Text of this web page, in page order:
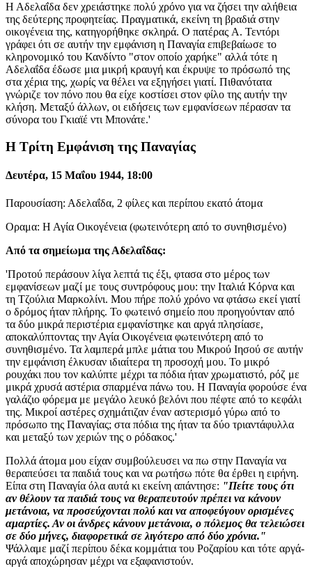
Η Αδελαΐδα δεν χρειάστηκε πολύ χρόνο για να ζήσει την αλήθεια
της δεύτερης προφητείας. Πραγματικά, εκείνη τη βραδιά στην
οικογένεια της, κατηγορήθηκε σκληρά. Ο πατέρας A. Τεντόρι
γράφει ότι σε αυτήν την εμφάνιση η Παναγία επιβεβαίωσε το
κληρονομικό του Κανδίντο "στον οποίο χαρήκε" αλλά τότε η
Αδελαΐδα έδωσε μια μικρή κραυγή και έκρυψε το πρόσωπό της
στα χέρια της, χωρίς να θέλει να εξηγήσει γιατί. Πιθανότατα
γνώριζε τον πόνο που θα είχε κοστίσει στον φίλο της αυτήν την
κλήση. Μεταξύ άλλων, οι ειδήσεις των εμφανίσεων πέρασαν τα
σύνορα του Γκιαϊέ ντι Μπονάτε.'
Η Τρίτη Εμφάνιση της Παναγίας
Δευτέρα, 15 Μαΐου 1944, 18:00
Παρουσίαση: Αδελαΐδα, 2 φίλες και περίπου εκατό άτομα
Οραμα: Η Αγία Οικογένεια (φωτεινότερη από το συνηθισμένο)
Από τα σημείωμα της Αδελαΐδας:
'Προτού περάσουν λίγα λεπτά τις έξι, φτασα στο μέρος των
εμφανίσεων μαζί με τους συντρόφους μου: την Ιταλιά Κόρνα και
τη Τζούλια Μαρκολίνι. Μου πήρε πολύ χρόνο να φτάσω εκεί γιατί
ο δρόμος ήταν πλήρης. Το φωτεινό σημείο που προηγούνταν από
τα δύο μικρά περιστέρια εμφανίστηκε και αργά πλησίασε,
αποκαλύπτοντας την Αγία Οικογένεια φωτεινότερη από το
συνηθισμένο. Τα λαμπερά μπλε μάτια του Μικρού Ιησού σε αυτήν
την εμφάνιση έλκυσαν ιδιαίτερα τη προσοχή μου. Το μικρό
ρουχάκι που τον καλύπτε μέχρι τα πόδια ήταν χρωματιστό, ρόζ με
μικρά χρυσά αστέρια σπαρμένα πάνω του. Η Παναγία φορούσε ένα
γαλάζιο φόρεμα με μεγάλο λευκό βελόνι που πέφτε από το κεφάλι
της. Μικροί αστέρες σχημάτιζαν έναν αστερισμό γύρω από το
πρόσωπο της Παναγίας; στα πόδια της ήταν τα δύο τριαντάφυλλα
και μεταξύ των χεριών της ο ρόδακος.'
Πολλά άτομα μου είχαν συμβούλευσει να πω στην Παναγία να
θεραπεύσει τα παιδιά τους και να ρωτήσω πότε θα έρθει η ειρήνη.
Είπα στη Παναγία όλα αυτά κι εκείνη απάντησε: "Πείτε τους ότι
αν θέλουν τα παιδιά τους να θεραπευτούν πρέπει να κάνουν
μετάνοια, να προσεύχονται πολύ και να αποφεύγουν ορισμένες
αμαρτίες. Αν οι άνδρες κάνουν μετάνοια, ο πόλεμος θα τελειώσει
σε δύο μήνες, διαφορετικά σε λιγότερο από δύο χρόνια."
Ψάλλαμε μαζί περίπου δέκα κομμάτια του Ροζαρίου και τότε αργά-
αργά αποχώρησαν μέχρι να εξαφανιστούν.